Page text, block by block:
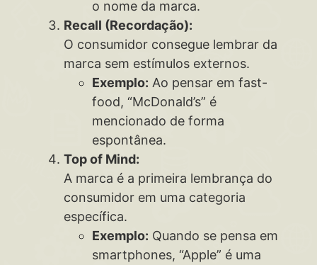
o nome da marca.
Recall (Recordação):
O consumidor consegue lembrar da
marca sem estímulos externos.
Exemplo: Ao pensar em fast-
food, “McDonald’s” é
mencionado de forma
espontânea.
Top of Mind:
A marca é a primeira lembrança do
consumidor em uma categoria
específica.
Exemplo: Quando se pensa em
smartphones, “Apple” é uma